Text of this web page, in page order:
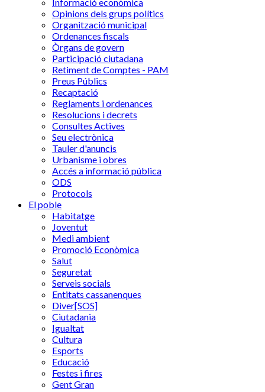
Opinions dels grups polítics
Organització municipal
Ordenances fiscals
Òrgans de govern
Participació ciutadana
Retiment de Comptes - PAM
Preus Públics
Recaptació
Reglaments i ordenances
Resolucions i decrets
Consultes Actives
Seu electrònica
Tauler d'anuncis
Urbanisme i obres
Accés a informació pública
ODS
Protocols
El poble
Habitatge
Joventut
Medi ambient
Promoció Econòmica
Salut
Seguretat
Serveis socials
Entitats cassanenques
Diver[SOS]
Ciutadania
Igualtat
Cultura
Esports
Educació
Festes i fires
Gent Gran